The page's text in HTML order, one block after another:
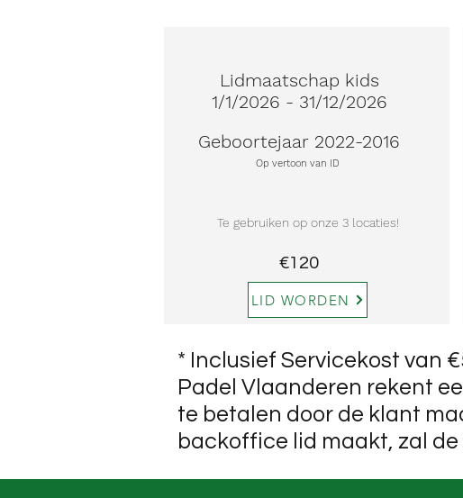
Lidmaatschap kids
1/1/2026 - 31/12/2026
Geboortejaar 2022-2016
Op vertoon van ID
Te gebruiken op onze 3 locaties!
€120
LID WORDEN
* Inclusief Servicekost van
Padel Vlaanderen rekent
te betalen door de klant
backoffice lid maakt, zal